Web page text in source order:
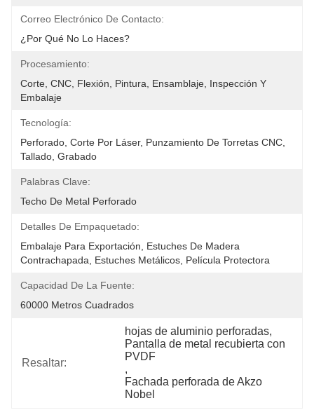
Correo Electrónico De Contacto:
¿Por Qué No Lo Haces?
Procesamiento:
Corte, CNC, Flexión, Pintura, Ensamblaje, Inspección Y
Embalaje
Tecnología:
Perforado, Corte Por Láser, Punzamiento De Torretas CNC,
Tallado, Grabado
Palabras Clave:
Techo De Metal Perforado
Detalles De Empaquetado:
Embalaje Para Exportación, Estuches De Madera
Contrachapada, Estuches Metálicos, Película Protectora
Capacidad De La Fuente:
60000 Metros Cuadrados
Resaltar:
hojas de aluminio perforadas,
Pantalla de metal recubierta con
PVDF
,
Fachada perforada de Akzo
Nobel